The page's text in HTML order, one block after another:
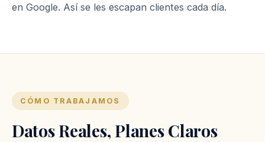
en Google. Así se les escapan clientes cada día.
CÓMO TRABAJAMOS
Datos Reales, Planes Claros